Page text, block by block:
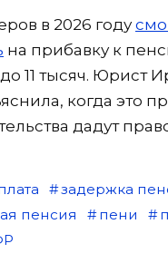
в 2026 году
на прибавку к
11 тысяч. Юрист
когда это
дадут
задержка
пенсия
пени